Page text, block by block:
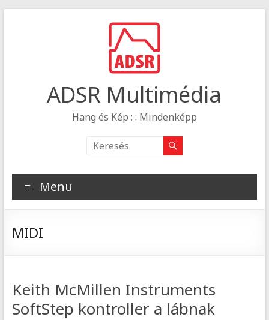
ADSR Multimédia
Hang és Kép : : Mindenképp
Menu
MIDI
Keith McMillen Instruments
SoftStep kontroller a lábnak